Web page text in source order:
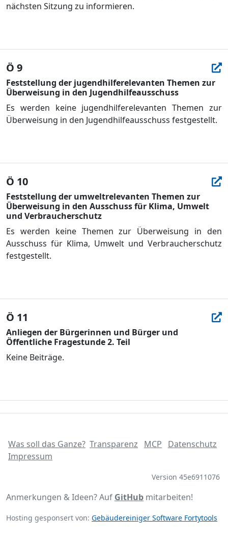
nächsten Sitzung zu informieren.
Ö 9
Feststellung der jugendhilferelevanten Themen zur
Überweisung in den Jugendhilfeausschuss
Es werden keine jugendhilferelevanten Themen zur
Überweisung in den Jugendhilfeausschuss festgestellt.
Ö 10
Feststellung der umweltrelevanten Themen zur
Überweisung in den Ausschuss für Klima, Umwelt
und Verbraucherschutz
Es werden keine Themen zur Überweisung in den
Ausschuss für Klima, Umwelt und Verbraucherschutz
festgestellt.
Ö 11
Anliegen der Bürgerinnen und Bürger und
Öffentliche Fragestunde 2. Teil
Keine Beiträge.
Was soll das Ganze? Transparenz MCP
Datenschutz
Impressum
Version 45e6911076
Anmerkungen & Ideen? Auf GitHub mitarbeiten!
Hosting gesponsert von: Gebäudereiniger Software Fortytools